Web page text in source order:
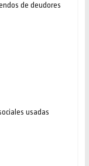
de deudores
usadas